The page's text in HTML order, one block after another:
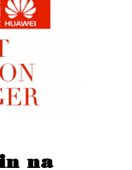
na